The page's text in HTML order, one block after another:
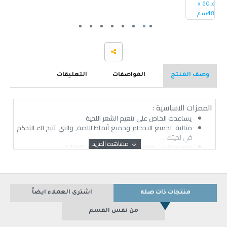
وصف المنتج المواصفات التعليقات
الممزات الاساسية :
يساعدك الخاص على تنعيم الشعر اللحية
مثالية لجميع الاحجام وجميع أنماط اللحية, والتي تتيح لك التحكم
في لحيتك .
مصنوعة من مواد عالية الجودة لضمان المتانة.
منتجات ذات صله اشترى العملاء ايضاً
من نفس القسم